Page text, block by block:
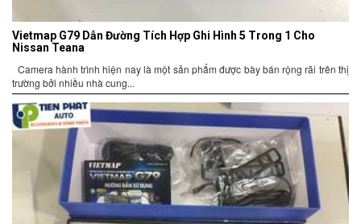
Vietmap G79 Dẫn Đường Tích Hợp Ghi Hình 5 Trong 1 Cho
Nissan Teana
Camera hành trình hiện nay là một sản phẩm được bày bán rộng rãi trên thị
trường bởi nhiều nhà cung...